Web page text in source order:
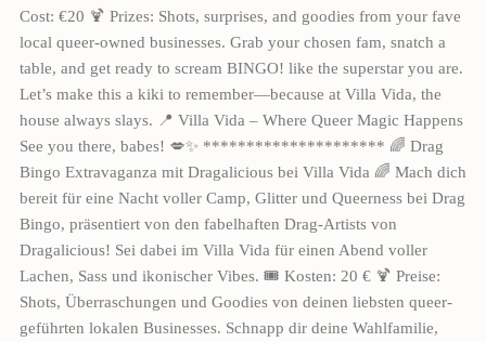
Cost: €20 🍹 Prizes: Shots, surprises, and goodies from your fave
local queer-owned businesses. Grab your chosen fam, snatch a
table, and get ready to scream BINGO! like the superstar you are.
Let’s make this a kiki to remember—because at Villa Vida, the
house always slays. 📍 Villa Vida – Where Queer Magic Happens
See you there, babes! 💋✨ ********************* 🌈 Drag
Bingo Extravaganza mit Dragalicious bei Villa Vida 🌈 Mach dich
bereit für eine Nacht voller Camp, Glitter und Queerness bei Drag
Bingo, präsentiert von den fabelhaften Drag-Artists von
Dragalicious! Sei dabei im Villa Vida für einen Abend voller
Lachen, Sass und ikonischer Vibes. 🎟 Kosten: 20 € 🍹 Preise:
Shots, Überraschungen und Goodies von deinen liebsten queer-
geführten lokalen Businesses. Schnapp dir deine Wahlfamilie,